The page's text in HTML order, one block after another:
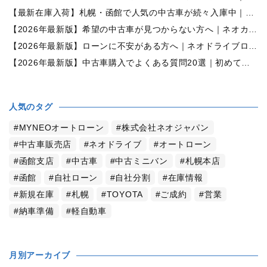
【最新在庫入荷】札幌・函館で人気の中古車が続々入庫中｜早い者勝ち！【ホンダ N-BOX660カスタムG Lパッケージ 4WD】
【2026年最新版】希望の中古車が見つからない方へ｜ネオカーオーダーで理想の一台を全国からお探しします
【2026年最新版】ローンに不安がある方へ｜ネオドライブローンの窓口で新しいカーライフをサポート
【2026年最新版】中古車購入でよくある質問20選｜初めての方でも失敗しない完全ガイド【札幌・北海道対応】
人気のタグ
MYNEOオートローン
株式会社ネオジャパン
中古車販売店
ネオドライブ
オートローン
函館支店
中古車 中古ミニバン
札幌本店
函館
自社ローン 自社分割
在庫情報
新規在庫
札幌 TOYOTA ご成約
営業
納車準備
軽自動車
月別アーカイブ